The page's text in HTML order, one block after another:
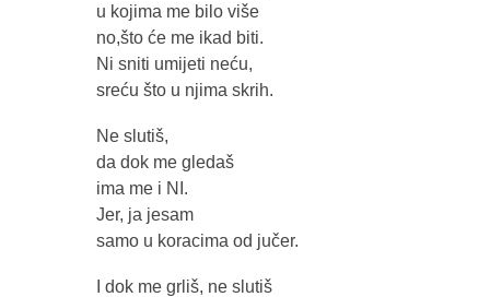
u kojima me bilo više
no,što će me ikad biti.
Ni sniti umijeti neću,
sreću što u njima skrih.
Ne slutiš,
da dok me gledaš
ima me i NI.
Jer, ja jesam
samo u koracima od jučer.
I dok me grliš, ne slutiš